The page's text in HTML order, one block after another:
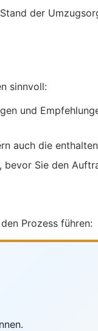
der
sinnvoll:
und
auch die
bevor Sie den
Prozess führen: